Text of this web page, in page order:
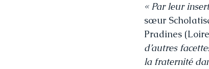
« Par leur
sœur
Pradines
d’autres
la fraternité